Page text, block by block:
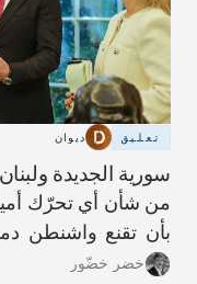
تعليق ديوان
سورية الجديدة
من شأن أي تحرّك
بأن تقنع واشنطن
حزب الله، أن يؤدّي
خضر خضّور